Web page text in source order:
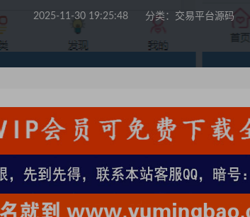
2025-11-30 19:25:48 分类： 交易平台源码